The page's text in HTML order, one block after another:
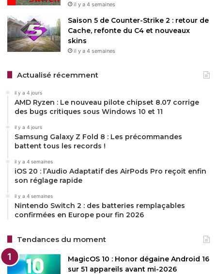
il y a 4 semaines
Saison 5 de Counter-Strike 2 : retour de
Cache, refonte du C4 et nouveaux
skins
il y a 4 semaines
Actualisé récemment
il y a 4 jours
AMD Ryzen : Le nouveau pilote chipset 8.07 corrige
des bugs critiques sous Windows 10 et 11
il y a 4 jours
Samsung Galaxy Z Fold 8 : Les précommandes
battent tous les records !
il y a 4 semaines
iOS 20 : l’Audio Adaptatif des AirPods Pro reçoit enfin
son réglage rapide
il y a 4 semaines
Nintendo Switch 2 : des batteries remplaçables
confirmées en Europe pour fin 2026
Tendances du moment
MagicOS 10 : Honor dégaine Android 16
sur 51 appareils avant mi-2026